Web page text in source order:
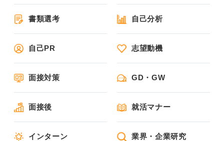
書類選考 自己分析
自己PR 志望動機
面接対策 GD・GW
面接後 就活マナー
インターン 業界・企業研究